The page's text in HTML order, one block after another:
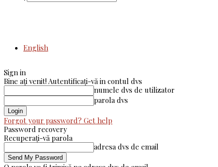
English
Sign in
Bine ați venit! Autentificați-vă in contul dvs
numele dvs de utilizator
parola dvs
Forgot your password? Get help
Password recovery
Recuperați-vă parola
adresa dvs de email